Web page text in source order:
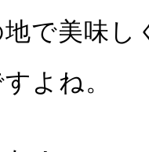
で美味
よね。